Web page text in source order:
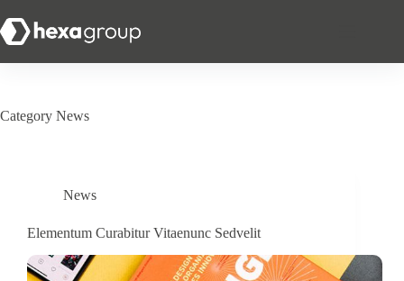
Category News
News
Elementum Curabitur Vitaenunc Sedvelit